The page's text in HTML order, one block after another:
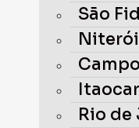
São
Niterói
Rio de